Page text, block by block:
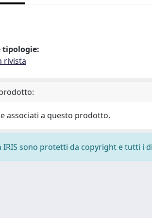
tipologie:
rivista
associati a questo prodotto.
IRIS sono protetti da copyright e tutti i